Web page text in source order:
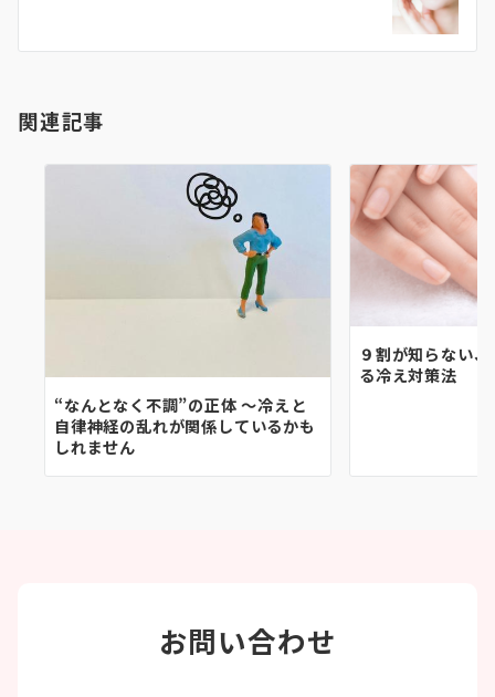
シ
ン
関連記事
“なんとなく不調”の正体 〜冷えと
自律神経の乱れが関係しているかも
しれません
９割が知らない
る冷え対策法
お問い合わせ